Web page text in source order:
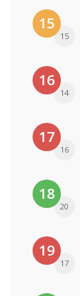
15
15
16
14
17
16
18
20
19
17